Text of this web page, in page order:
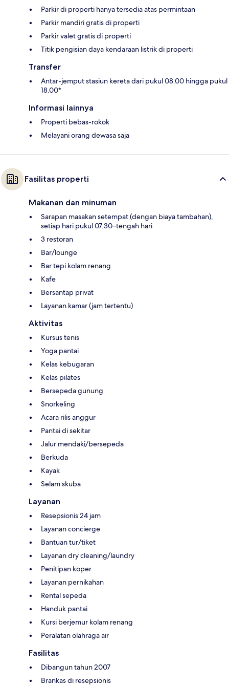
Parkir di properti hanya tersedia atas permintaan
Parkir mandiri gratis di properti
Parkir valet gratis di properti
Titik pengisian daya kendaraan listrik di properti
Transfer
Antar-jemput stasiun kereta dari pukul 08.00 hingga pukul
18.00*
Informasi lainnya
Properti bebas-rokok
Melayani orang dewasa saja
Fasilitas properti
Makanan dan minuman
Sarapan masakan setempat (dengan biaya tambahan),
setiap hari pukul 07.30–tengah hari
3 restoran
Bar/lounge
Bar tepi kolam renang
Kafe
Bersantap privat
Layanan kamar (jam tertentu)
Aktivitas
Kursus tenis
Yoga pantai
Kelas kebugaran
Kelas pilates
Bersepeda gunung
Snorkeling
Acara rilis anggur
Pantai di sekitar
Jalur mendaki/bersepeda
Berkuda
Kayak
Selam skuba
Layanan
Resepsionis 24 jam
Layanan concierge
Bantuan tur/tiket
Layanan dry cleaning/laundry
Penitipan koper
Layanan pernikahan
Rental sepeda
Handuk pantai
Kursi berjemur kolam renang
Peralatan olahraga air
Fasilitas
Dibangun tahun 2007
Brankas di resepsionis